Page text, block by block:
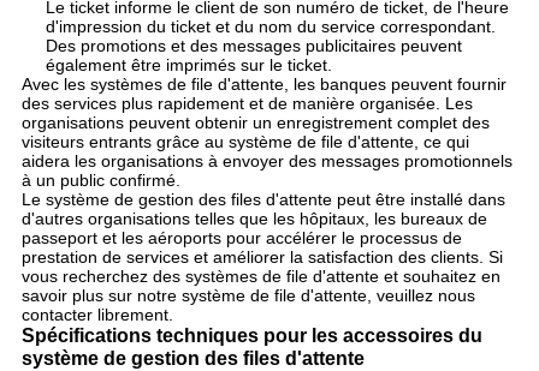
Le ticket informe le client de son numéro de ticket, de l'heure
d'impression du ticket et du nom du service correspondant.
Des promotions et des messages publicitaires peuvent
également être imprimés sur le ticket.
Avec les systèmes de file d'attente, les banques peuvent fournir
des services plus rapidement et de manière organisée. Les
organisations peuvent obtenir un enregistrement complet des
visiteurs entrants grâce au système de file d'attente, ce qui
aidera les organisations à envoyer des messages promotionnels
à un public confirmé.
Le système de gestion des files d'attente peut être installé dans
d'autres organisations telles que les hôpitaux, les bureaux de
passeport et les aéroports pour accélérer le processus de
prestation de services et améliorer la satisfaction des clients. Si
vous recherchez des systèmes de file d'attente et souhaitez en
savoir plus sur notre système de file d'attente, veuillez nous
contacter librement.
Spécifications techniques pour les accessoires du
système de gestion des files d'attente